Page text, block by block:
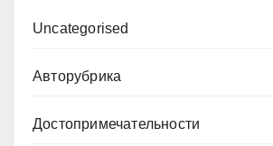
Uncategorised
Авторубрика
Достопримечательности